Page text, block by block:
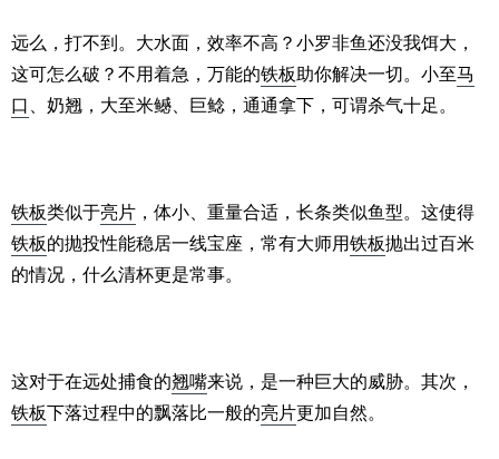
远么，打不到。大水面，效率不高？小罗非鱼还没我饵大，
这可怎么破？不用着急，万能的铁板 助你解决一切。小至马
口
、奶翘，大至米鳡、巨鲶，通通拿下，可谓杀气十足。
铁板类似于亮片 ，体小、重量合适，长条类似鱼型。这使得
铁板的抛投性能稳居一线宝座，常有大师用铁板抛出过百米
的情况，什么清杯更是常事。
这对于在远处捕食的翘嘴来说，是一种巨大的威胁。其次，
铁板下落过程中的飘落比一般的亮片更加自然。